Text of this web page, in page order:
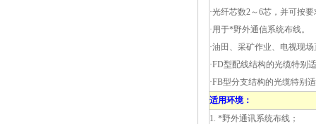
·光纤芯数2～6芯，并可按
·用于*野外通信系统布线。
·油田、采矿作业、电视现
·FD型配线结构的光缆特别
·FB型分支结构的光缆特别
适用环境：
1. *野外通讯系统布线；